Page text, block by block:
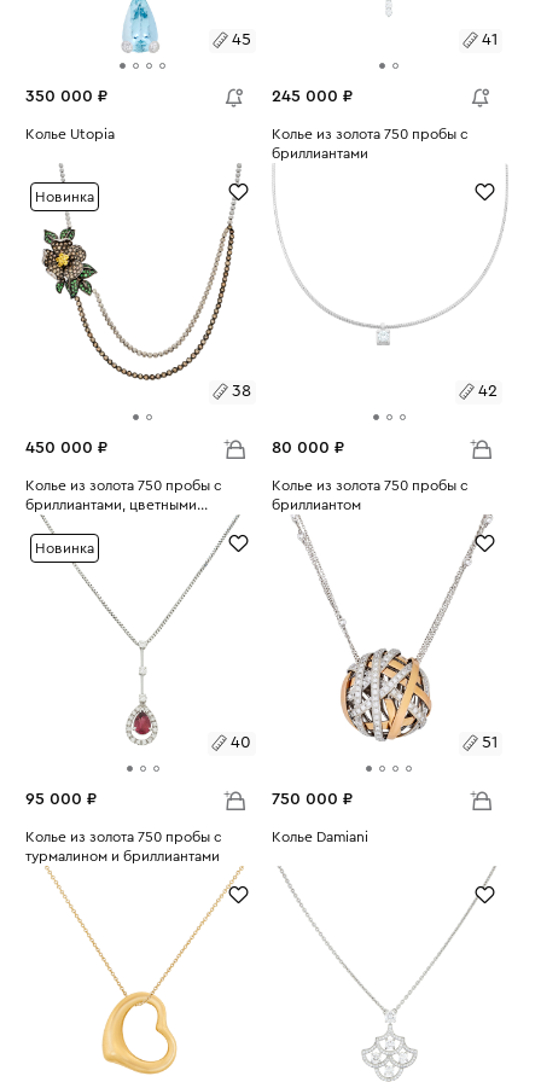
45
350 000 ₽
Размеры:
45
Колье Utopia
41
245 000 ₽
Размеры:
Колье из золота 750 пробы с
бриллиантами
Новинка
38
450 000 ₽
Размеры:
38
Колье из золота 750 пробы с
бриллиантами, цветными
сапфирами и тсаворитами
Вес:
42
80 000 ₽
Размеры:
42
Колье из золота 750 пробы с
бриллиантом
Вес:
Новинка
40
95 000 ₽
Размеры:
40
Колье из золота 750 пробы с
турмалином и бриллиантами
Вес:
51
750 000 ₽
Размеры:
Колье Damiani